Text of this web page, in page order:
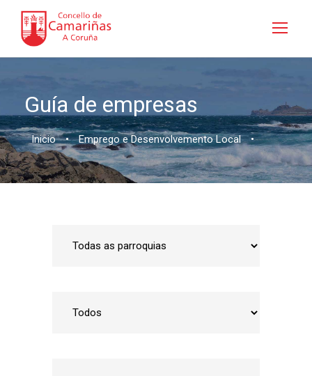
Guía de empresas
Inicio • Emprego e Desenvolvemento Local •